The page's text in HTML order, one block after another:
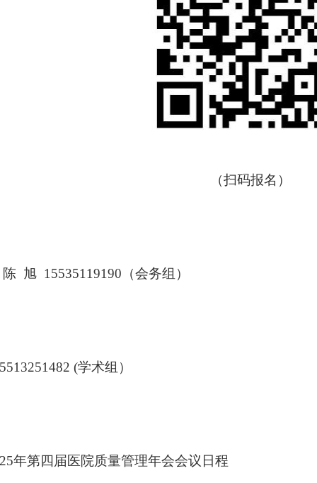
（扫码报名）
旭 15535119190（会务组）
(学术组）
年第四届医院质量管理年会会议日程